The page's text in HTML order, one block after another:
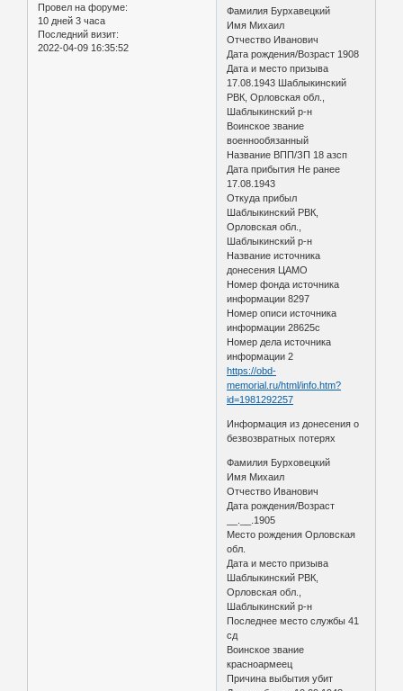
Провел на форуме:
10 дней 3 часа
Последний визит:
2022-04-09 16:35:52
Фамилия Бурхавецкий
Имя Михаил
Отчество Иванович
Дата рождения/Возраст 1908
Дата и место призыва
17.08.1943 Шаблыкинский
РВК, Орловская обл.,
Шаблыкинский р-н
Воинское звание
военнообязанный
Название ВПП/ЗП 18 азсп
Дата прибытия Не ранее
17.08.1943
Откуда прибыл
Шаблыкинский РВК,
Орловская обл.,
Шаблыкинский р-н
Название источника
донесения ЦАМО
Номер фонда источника
информации 8297
Номер описи источника
информации 28625с
Номер дела источника
информации 2
https://obd-
memorial.ru/html/info.htm?
id=1981292257
Информация из донесения о
безвозвратных потерях
Фамилия Бурховецкий
Имя Михаил
Отчество Иванович
Дата рождения/Возраст
__.__.1905
Место рождения Орловская
обл.
Дата и место призыва
Шаблыкинский РВК,
Орловская обл.,
Шаблыкинский р-н
Последнее место службы 41
сд
Воинское звание
красноармеец
Причина выбытия убит